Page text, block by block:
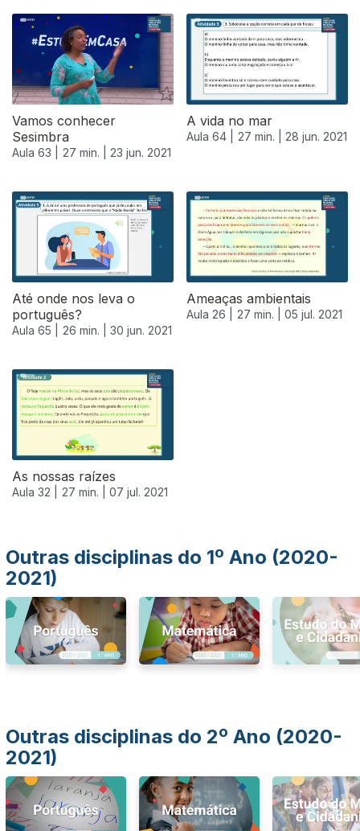
Vamos conhecer
Sesimbra
Aula 63 | 27 min. | 23 jun. 2021
A vida no mar
Aula 64 | 27 min. | 28 jun. 2021
Até onde nos leva o
português?
Aula 65 | 26 min. | 30 jun. 2021
Ameaças ambientais
Aula 26 | 27 min. | 05 jul. 2021
As nossas raízes
Aula 32 | 27 min. | 07 jul. 2021
556041
Outras disciplinas do 1º Ano (2020-
2021)
Outras disciplinas do 2º Ano (2020-
2021)